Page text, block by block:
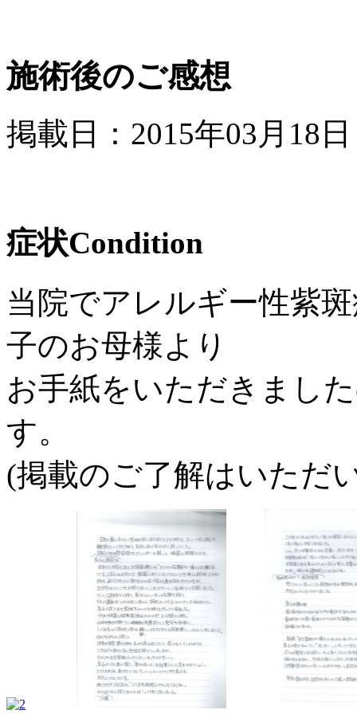
施術後のご感想
掲載日：2015年03月18日
症状Condition
当院でアレルギー性紫
子のお母様より
お手紙をいただきまし
す。
(掲載のご了解はいただ